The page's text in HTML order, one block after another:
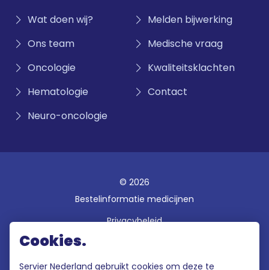
Wat doen wij?
Ons team
Oncologie
Hematologie
Neuro-oncologie
Melden bijwerking
Medische vraag
Kwaliteitsklachten
Contact
© 2026
Bestelinformatie medicijnen
Privacybeleid
Gebruiksvoorwaarden
Cookies.
Servier Nederland gebruikt cookies om deze te